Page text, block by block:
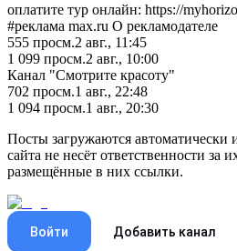
оплатите тур онлайн: https://
#реклама max.ru О рекламодателе
555 просм.2 авг., 11:45
1 099 просм.2 авг., 10:00
Канал "Смотрите красоту"
702 просм.1 авг., 22:48
1 094 просм.1 авг., 20:30
Посты загружаются автоматически
сайта не несёт ответственности за
размещённые в них ссылки.
Войти Добавить канал